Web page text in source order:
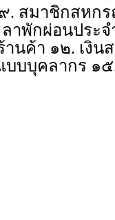
. สมาชิกสหก
าพักผ่อนประ
นค้า ๑๒. เงิน
บบบุคลากร ๑